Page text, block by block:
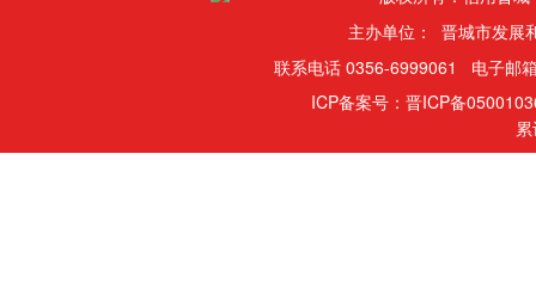
主办单位： 晋城市发展
联系电话 0356-6999061 电子邮
ICP备案号：晋ICP备